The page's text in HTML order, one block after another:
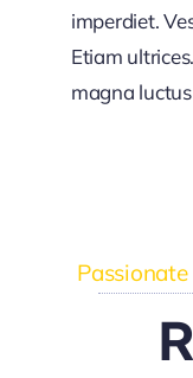
imperdiet.
Etiam
magna